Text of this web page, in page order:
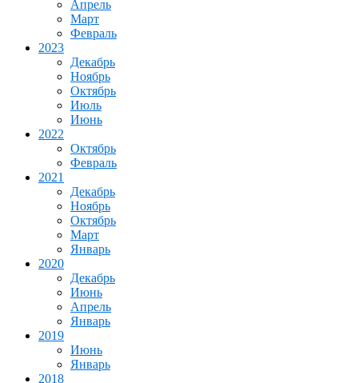
Апрель
Март
Февраль
2023
Декабрь
Ноябрь
Октябрь
Июль
Июнь
2022
Октябрь
Февраль
2021
Декабрь
Ноябрь
Октябрь
Март
Январь
2020
Декабрь
Июнь
Апрель
Январь
2019
Июнь
Январь
2018